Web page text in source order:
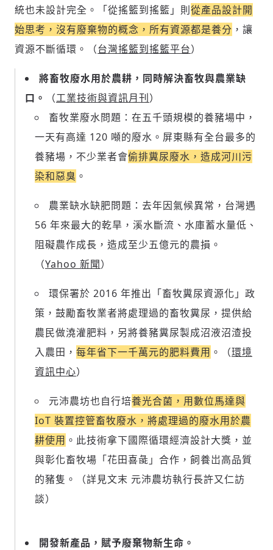
統也未設計完全。「從搖籃到搖籃」則從產品設計開
始思考，沒有廢棄物的概念，所有資源都是養分 ，讓
資源不斷循環。（台灣搖籃到搖籃平台）
將畜牧廢水用於農耕，同時解決畜牧與農業缺
口。
（工業技術與資訊月刊）
畜牧業廢水問題：在五千頭規模的養豬場中，
一天有高達 120 噸的廢水。屏東縣有全台最多的
養豬場，不少業者會偷排糞尿廢水，造成河川污
染和惡臭 。
農業缺水缺肥問題：去年因氣候異常，台灣遇
56 年來最大的乾旱，溪水斷流、水庫蓄水量低、
阻礙農作成長，造成至少五億元的農損。
（Yahoo 新聞）
環保署於 2016 年推出「畜牧糞尿資源化」政
策，鼓勵畜牧業者將處理過的畜牧糞尿，提供給
農民做澆灌肥料，另將養豬糞尿製成沼液沼渣投
入農田， 每年省下一千萬元的肥料費用 。（環境
資訊中心）
元沛農坊也自行培養光合菌，用數位馬達與
IoT 裝置控管畜牧廢水，將處理過的廢水用於農
耕使用 。此技術拿下國際循環經濟設計大獎，並
與彰化畜牧場「花田喜彘」合作，飼養岀高品質
的豬隻。（詳見文末 元沛農坊執行長許又仁訪
談）
開發新產品，賦予廢棄物新生命。